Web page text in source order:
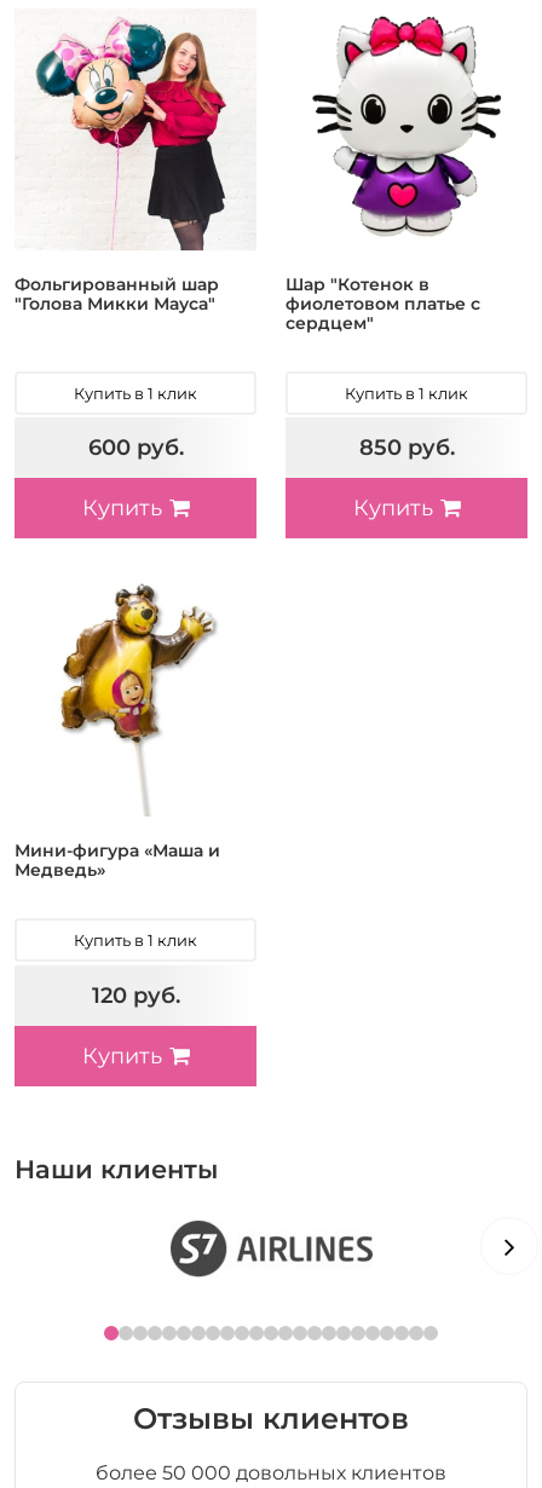
Фольгированный шар
"Голова Микки Мауса"
Купить в 1 клик
600 руб.
Купить
Шар "Котенок в
фиолетовом платье с
сердцем"
Купить в 1 клик
850 руб.
Купить
Мини-фигура «Маша и
Медведь»
Купить в 1 клик
120 руб.
Купить
Наши клиенты
Отзывы клиентов
более 50 000 довольных клиентов